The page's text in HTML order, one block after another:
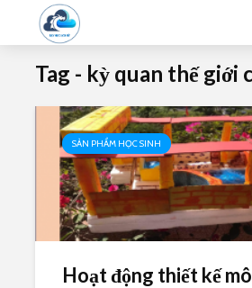
Tag - kỳ quan thế giới
SẢN PHẨM HỌC SINH
Hoạt động thiết kế